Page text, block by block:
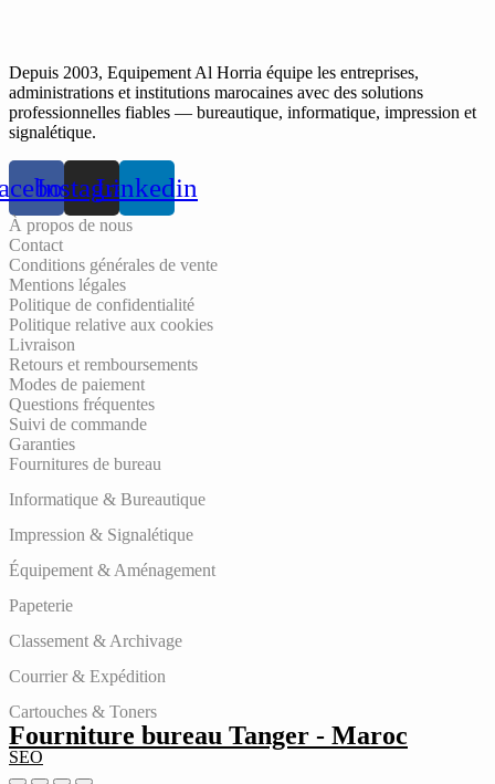
Depuis 2003, Equipement Al Horria équipe les entreprises,
administrations et institutions marocaines avec des solutions
professionnelles fiables — bureautique, informatique, impression et
signalétique.
InstagramLinkedin
À propos de nous
Contact
Conditions générales de vente
Mentions légales
Politique de confidentialité
Politique relative aux cookies
Livraison
Retours et remboursements
Modes de paiement
Questions fréquentes
Suivi de commande
Garanties
Fournitures de bureau
Informatique & Bureautique
Impression & Signalétique
Équipement & Aménagement
Papeterie
Classement & Archivage
Courrier & Expédition
Cartouches & Toners
Fourniture bureau Tanger - Maroc
SEO